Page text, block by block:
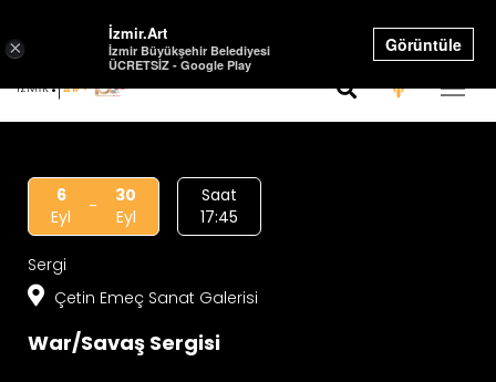
Select Language
6
Eyl
-
30
Eyl
Saat
17:45
Sergi
Çetin Emeç Sanat Galerisi
War/Savaş Sergisi
×
İzmir.Art
İzmir Büyükşehir Belediyesi
ÜCRETSİZ - Google Play
Görüntüle